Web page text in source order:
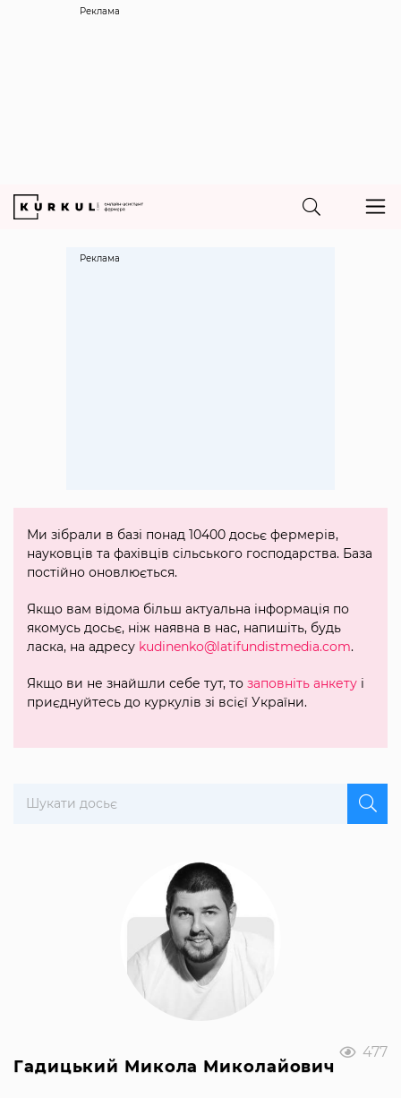
Реклама
477
Гадицький Микола Миколайович
Ми зібрали в базі понад 10400 досьє фермерів,
науковців та фахівців сільського господарства. База
постійно оновлюється.
Якщо вам відома більш актуальна інформація по
якомусь досьє, ніж наявна в нас, напишіть, будь
ласка, на адресу kudinenko@latifundistmedia.com.
Якщо ви не знайшли себе тут, то заповніть анкету і
приєднуйтесь до куркулів зі всієї України.
Реклама